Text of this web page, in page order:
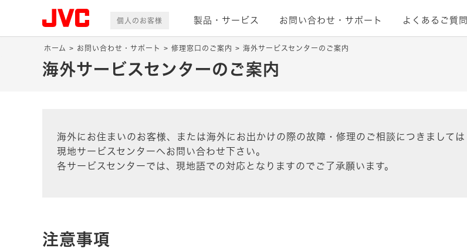
個人のお客様 製品・サービス お問い合わせ・サポート よくあるご質問
ホーム お問い合わせ・サポート 修理窓口のご案内 海外サービスセンターのご案内
海外サービスセンターのご案内
海外にお住まいのお客様、または海外にお出かけの際の故障・修理のご相談につきましては
現地サービスセンターへお問い合わせ下さい。
各サービスセンターでは、現地語での対応となりますのでご了承願います。
注意事項